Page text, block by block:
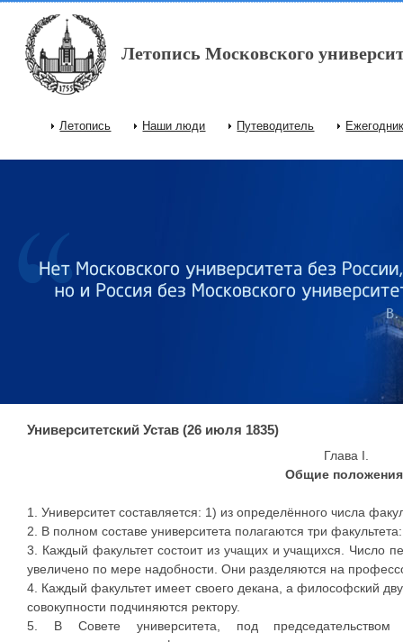
Перейти к основному содержанию
Летопись Московского
Главное меню
Летопись Наши люди Путеводитель
Университетский Устав (26 июля 1835)
Глава I.
Общие
1. Университет составляется: 1) из определённого числа
2. В полном составе университета полагаются три
3. Каждый факультет состоит из учащих и учащихся. Число
увеличено по мере надобности. Они разделяются на
4. Каждый факультет имеет своего декана, а философский
совокупности подчиняются ректору.
5. В Совете университета, под председательством